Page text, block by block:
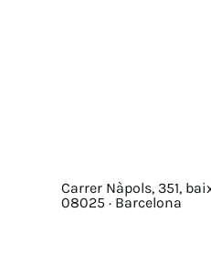
Carrer Nàpols, 351,
08025 · Barcelona